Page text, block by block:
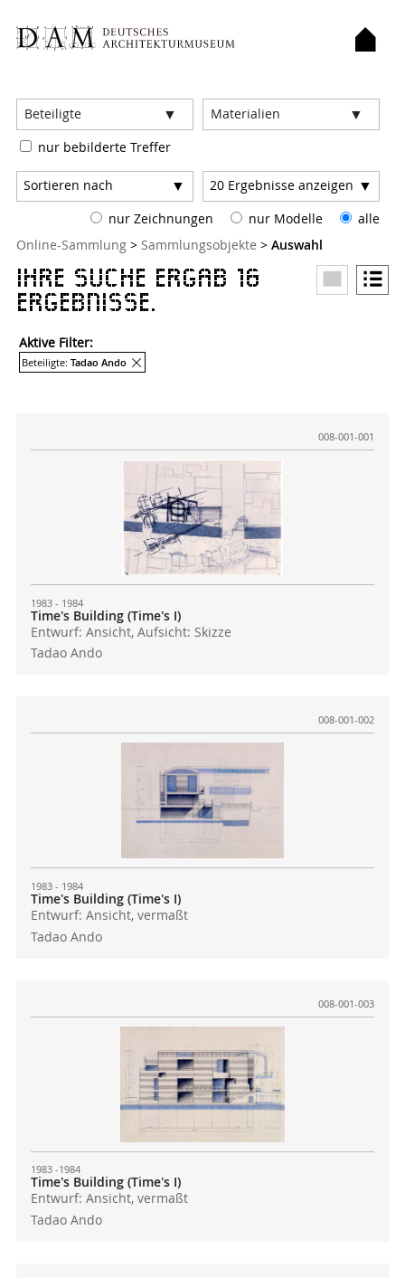
Beteiligte Materialien
nur bebilderte Treffer
Sortieren nach 20 Ergebnisse anzeigen
nur Zeichnungen nur Modelle
alle
Sie sind hier:
Online-Sammlung > Sammlungsobjekte > Auswahl
Ihre Suche ergab 16
Ergebnisse.
Aktive Filter:
Entferne Filter
Beteiligte: Tadao Ando
008-001-001
1983 - 1984
Time's Building (Time's I)
Entwurf: Ansicht, Aufsicht: Skizze
Tadao Ando
008-001-002
1983 - 1984
Time's Building (Time's I)
Entwurf: Ansicht, vermaßt
Tadao Ando
008-001-003
1983 -1984
Time's Building (Time's I)
Entwurf: Ansicht, vermaßt
Tadao Ando